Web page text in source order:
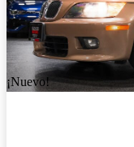
¡Nuevo!